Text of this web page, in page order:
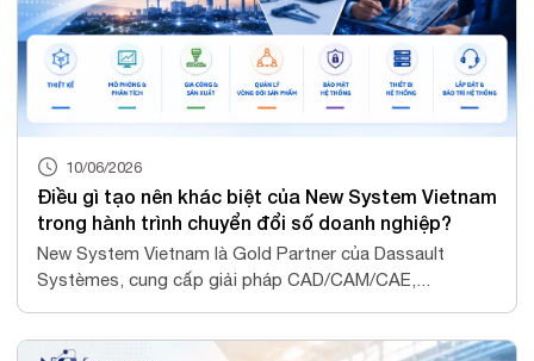
10/06/2026
Điều gì tạo nên khác biệt của New System Vietnam
trong hành trình chuyển đổi số doanh nghiệp?
New System Vietnam là Gold Partner của Dassault
Systèmes, cung cấp giải pháp CAD/CAM/CAE,...